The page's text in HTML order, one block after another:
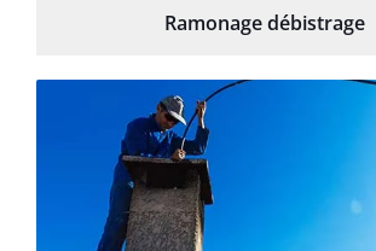
Ramonage débistrage